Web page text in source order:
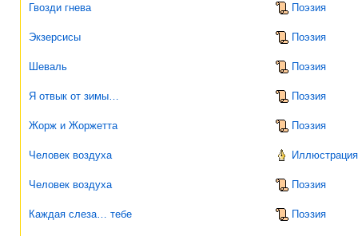
Гвозди гнева Поэзия
Экзерсисы Поэзия
Шеваль Поэзия
Я отвык от зимы… Поэзия
Жорж и Жоржетта Поэзия
Человек воздуха
Человек воздуха Поэзия
Каждая слеза… тебе Поэзия